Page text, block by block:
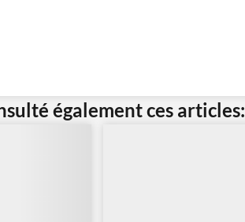
également ces articles: